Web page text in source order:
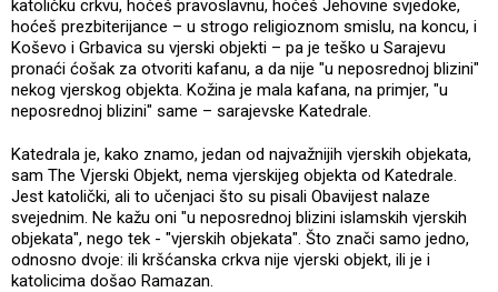
katoličku crkvu, hoćeš pravoslavnu, hoćeš Jehovine svjedoke,
hoćeš prezbiterijance – u strogo religioznom smislu, na koncu, i
Koševo i Grbavica su vjerski objekti – pa je teško u Sarajevu
pronaći ćošak za otvoriti kafanu, a da nije "u neposrednoj blizini"
nekog vjerskog objekta. Kožina je mala kafana, na primjer, "u
neposrednoj blizini" same – sarajevske Katedrale.
Katedrala je, kako znamo, jedan od najvažnijih vjerskih objekata,
sam The Vjerski Objekt, nema vjerskijeg objekta od Katedrale.
Jest katolički, ali to učenjaci što su pisali Obavijest nalaze
svejednim. Ne kažu oni "u neposrednoj blizini islamskih vjerskih
objekata", nego tek - "vjerskih objekata". Što znači samo jedno,
odnosno dvoje: ili kršćanska crkva nije vjerski objekt, ili je i
katolicima došao Ramazan.